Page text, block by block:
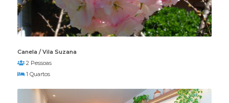
Canela / Vila Suzana
2 Pessoas
1 Quartos